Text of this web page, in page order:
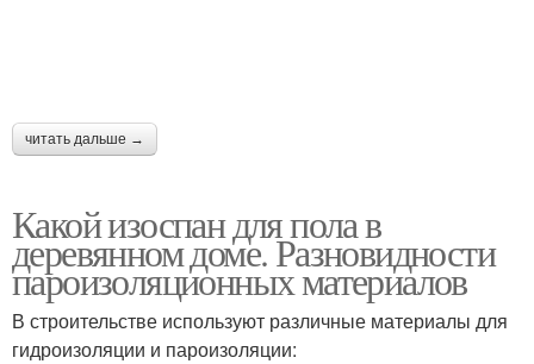
читать дальше →
Какой изоспан для пола в
деревянном доме. Разновидности
пароизоляционных материалов
В строительстве используют различные материалы для
гидроизоляции и пароизоляции: